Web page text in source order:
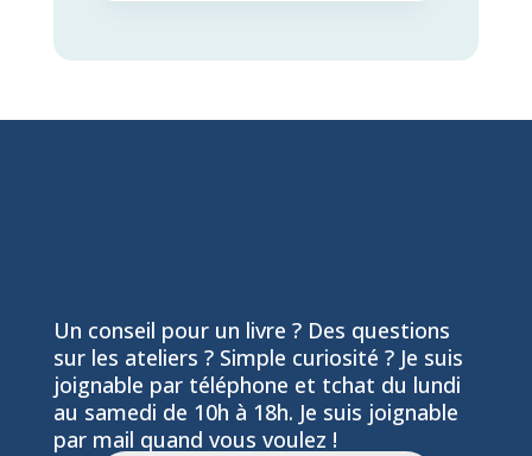
Un conseil pour un livre ? Des questions
sur les ateliers ? Simple curiosité ? Je suis
joignable par téléphone et tchat du lundi
au samedi de 10h à 18h. Je suis joignable
par mail quand vous voulez !